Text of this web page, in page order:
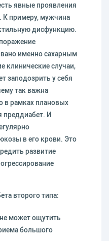
явные проявления
примеру, мужчина
дисфункцию.
именно сахарным
клинические случаи,
заподозрить у себя
так важна
в рамках плановых
преддиабет. И
в его крови. Это
развитие
второго типа:
может ощутить
большого